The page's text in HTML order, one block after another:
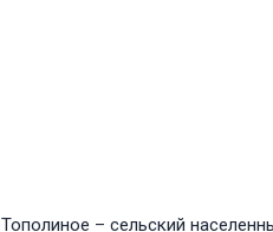
Тополиное – сельский